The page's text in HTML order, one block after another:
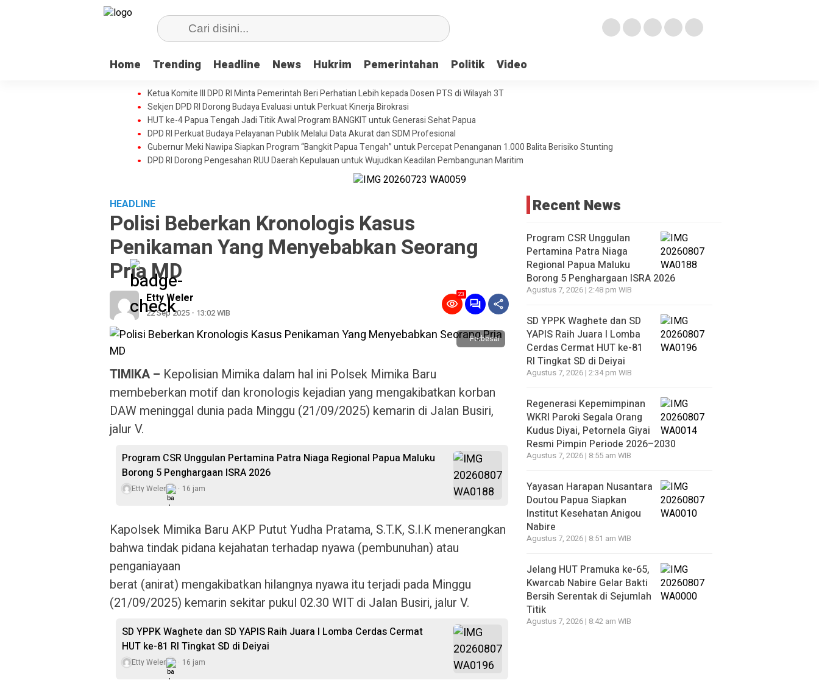
Home Trending Headline News Hukrim Pemerintahan Politik Video
Ketua Komite III DPD RI Minta Pemerintah Beri Perhatian Lebih kepada Dosen PTS di Wilayah 3T
Sekjen DPD RI Dorong Budaya Evaluasi untuk Perkuat Kinerja Birokrasi
HUT ke-4 Papua Tengah Jadi Titik Awal Program BANGKIT untuk Generasi Sehat Papua
DPD RI Perkuat Budaya Pelayanan Publik Melalui Data Akurat dan SDM Profesional
Gubernur Meki Nawipa Siapkan Program “Bangkit Papua Tengah” untuk Percepat Penanganan 1.000 Balita Berisiko Stunting
DPD RI Dorong Pengesahan RUU Daerah Kepulauan untuk Wujudkan Keadilan Pembangunan Maritim
HEADLINE
Polisi Beberkan Kronologis Kasus
Penikaman Yang Menyebabkan Seorang
Pria MD
Etty Weler
22 Sep 2025 - 13:02 WIB
23
Perbesar
TIMIKA – Kepolisian Mimika dalam hal ini Polsek Mimika Baru
membeberkan motif dan kronologis kejadian yang mengakibatkan korban
DAW meninggal dunia pada Minggu (21/09/2025) kemarin di Jalan Busiri,
jalur V.
Program CSR Unggulan Pertamina Patra Niaga Regional Papua Maluku
Borong 5 Penghargaan ISRA 2026
Etty Weler 16 jam
Kapolsek Mimika Baru AKP Putut Yudha Pratama, S.T.K, S.I.K menerangkan
bahwa tindak pidana kejahatan terhadap nyawa (pembunuhan) atau
penganiayaan
berat (anirat) mengakibatkan hilangnya nyawa itu terjadi pada Minggu
(21/09/2025) kemarin sekitar pukul 02.30 WIT di Jalan Busiri, jalur V.
SD YPPK Waghete dan SD YAPIS Raih Juara I Lomba Cerdas Cermat
HUT ke-81 RI Tingkat SD di Deiyai
Etty Weler 16 jam
Recent News
Program CSR Unggulan
Pertamina Patra Niaga
Regional Papua Maluku
Borong 5 Penghargaan ISRA 2026
Agustus 7, 2026 | 2:48 pm WIB
SD YPPK Waghete dan SD
YAPIS Raih Juara I Lomba
Cerdas Cermat HUT ke-81
RI Tingkat SD di Deiyai
Agustus 7, 2026 | 2:34 pm WIB
Regenerasi Kepemimpinan
WKRI Paroki Segala Orang
Kudus Diyai, Petornela Giyai
Resmi Pimpin Periode 2026–2030
Agustus 7, 2026 | 8:55 am WIB
Yayasan Harapan Nusantara
Doutou Papua Siapkan
Institut Kesehatan Anigou
Nabire
Agustus 7, 2026 | 8:51 am WIB
Jelang HUT Pramuka ke-65,
Kwarcab Nabire Gelar Bakti
Bersih Serentak di Sejumlah
Titik
Agustus 7, 2026 | 8:42 am WIB